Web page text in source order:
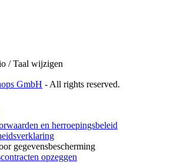
/ Taal wijzigen
GmbH - All rights reserved.
en herroepingsbeleid
gegevensbescherming
opzeggen